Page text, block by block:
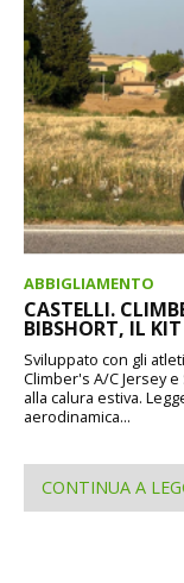
ABBIGLIAMENTO
CASTELLI.
BIBSHORT, IL
Sviluppato con gli
Climber's A/C Jersey
alla calura estiva.
aerodinamica...
CONTINUA A